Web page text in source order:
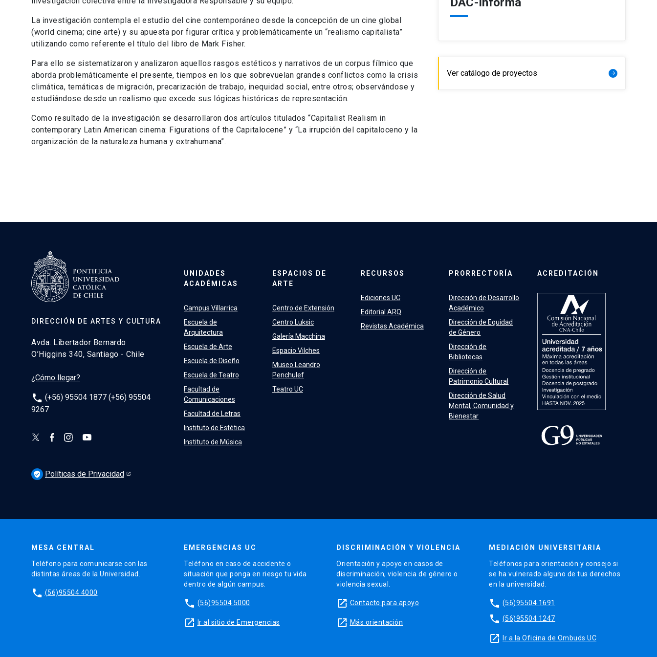
La investigación contempla el estudio del cine contemporáneo desde la concepción de un cine global
(world cinema; cine arte) y su apuesta por figurar crítica y problemáticamente un “realismo capitalista”
utilizando como referente el título del libro de Mark Fisher.
Para ello se sistematizaron y analizaron aquellos rasgos estéticos y narrativos de un corpus fílmico que
aborda problemáticamente el presente, tiempos en los que sobrevuelan grandes conflictos como la crisis
climática, temáticas de migración, precarización de trabajo, inequidad social, entre otros; observándose y
estudiándose desde un realismo que excede sus lógicas históricas de representación.
Como resultado de la investigación se desarrollaron dos artículos titulados “Capitalist Realism in
contemporary Latin American cinema: Figurations of the Capitalocene” y “La irrupción del capitaloceno y la
organización de la naturaleza humana y extrahumana”.
Ver catálogo de proyectos arrow_forward
DIRECCIÓN DE ARTES Y CULTURA
Avda. Libertador Bernardo
O’Higgins 340, Santiago - Chile
¿Cómo llegar?
phone (+56) 95504 1877 (+56) 95504
9267
UNIDADES
ACADÉMICAS
Campus Villarrica
Escuela de
Arquitectura
Escuela de Arte
Escuela de Diseño
Escuela de Teatro
Facultad de
Comunicaciones
Facultad de Letras
Instituto de Estética
Instituto de Música
ESPACIOS DE
ARTE
Centro de Extensión
Centro Luksic
Galería Macchina
Espacio Vilches
Museo Leandro
Penchulef
Teatro UC
RECURSOS
Ediciones UC
Editorial ARQ
Revistas Académica
PRORRECTORÍA
Dirección de Desarrollo
Académico
Dirección de Equidad
de Género
Dirección de
Bibliotecas
Dirección de
Patrimonio Cultural
Dirección de Salud
Mental, Comunidad y
Bienestar
ACREDITACIÓN
verified_user Políticas de Privacidad
MESA CENTRAL
Teléfono para comunicarse con las
distintas áreas de la Universidad.
phone (56)95504 4000
EMERGENCIAS UC
Teléfono en caso de accidente o
situación que ponga en riesgo tu vida
dentro de algún campus.
phone (56)95504 5000
launch Ir al sitio de Emergencias
DISCRIMINACIÓN Y VIOLENCIA
Orientación y apoyo en casos de
discriminación, violencia de género o
violencia sexual.
launch Contacto para apoyo
launch Más orientación
MEDIACIÓN UNIVERSITARIA
Teléfonos para orientación y consejo si
se ha vulnerado alguno de tus derechos
en la universidad.
phone (56)95504 1691
phone (56)95504 1247
launch Ir a la Oficina de Ombuds UC